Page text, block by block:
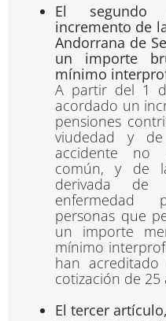
El segundo
incremento de
Andorrana de
un importe
mínimo
A partir del 1
acordado un
pensiones
viudedad y
accidente no
común, y de
derivada de
enfermedad
personas que
un importe
mínimo
han
cotización de 25
El tercer